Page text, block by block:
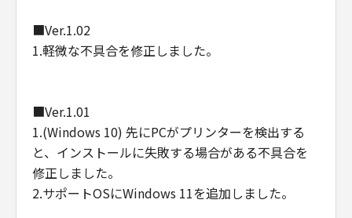
■Ver.1.02
1.軽微な不具合を修正しました。
■Ver.1.01
1.(Windows 10) 先にPCがプリンターを検出する
と、インストールに失敗する場合がある不具合を
修正しました。
2.サポートOSにWindows 11を追加しました。